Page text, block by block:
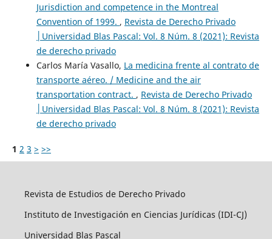
Jurisdiction and competence in the Montreal
Convention of 1999. , Revista de Derecho Privado
│Universidad Blas Pascal: Vol. 8 Núm. 8 (2021): Revista
de derecho privado
Carlos María Vasallo, La medicina frente al contrato de
transporte aéreo. / Medicine and the air
transportation contract. , Revista de Derecho Privado
│Universidad Blas Pascal: Vol. 8 Núm. 8 (2021): Revista
de derecho privado
1 2 3 > >>
Revista de Estudios de Derecho Privado
Instituto de Investigación en Ciencias Jurídicas (IDI-CJ)
Universidad Blas Pascal